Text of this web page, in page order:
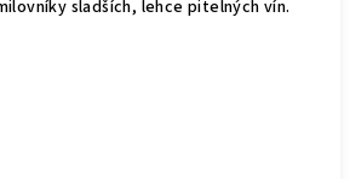
sladších, lehce pitelných vín.